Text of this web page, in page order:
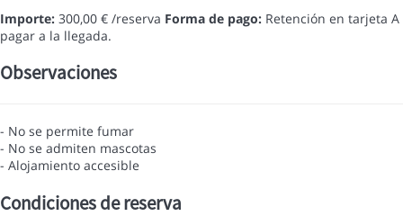
Importe: 300,00 € /reserva Forma de pago: Retención en tarjeta A
pagar a la llegada.
Observaciones
- No se permite fumar
- No se admiten mascotas
- Alojamiento accesible
Condiciones de reserva